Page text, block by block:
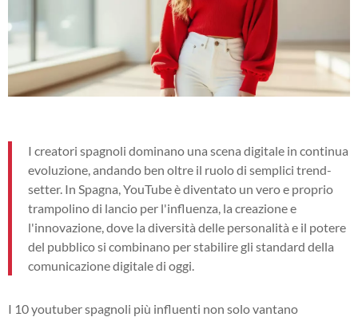
I creatori spagnoli dominano una scena digitale in continua
evoluzione, andando ben oltre il ruolo di semplici trend-
setter. In Spagna, YouTube è diventato un vero e proprio
trampolino di lancio per l'influenza, la creazione e
l'innovazione, dove la diversità delle personalità e il potere
del pubblico si combinano per stabilire gli standard della
comunicazione digitale di oggi.
I 10 youtuber spagnoli più influenti non solo vantano